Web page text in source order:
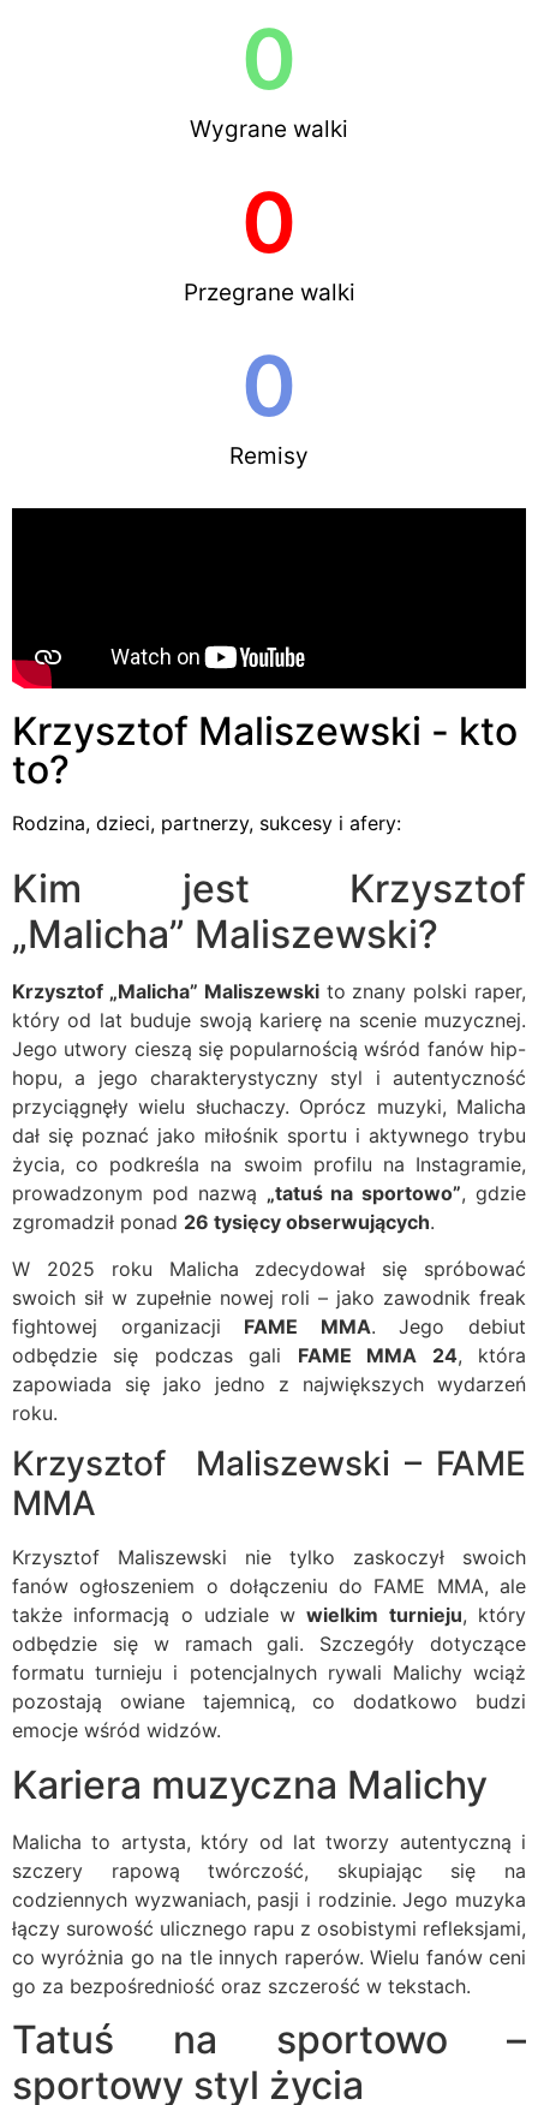
Wygrane walki
0
Przegrane walki
0
Remisy
0
Krzysztof Maliszewski - kto
to?
Rodzina, dzieci, partnerzy, sukcesy i afery:
Kim jest Krzysztof
„Malicha” Maliszewski?
Krzysztof „Malicha” Maliszewskito znany polski raper,
który od lat buduje swoją karierę na scenie muzycznej.
Jego utwory cieszą się popularnością wśród fanów hip-
hopu, a jego charakterystyczny styl i autentyczność
przyciągnęły wielu słuchaczy. Oprócz muzyki, Malicha
dał się poznać jako miłośnik sportu i aktywnego trybu
życia, co podkreśla na swoim profilu na Instagramie,
prowadzonym pod nazwą „tatuś na sportowo”, gdzie
zgromadził ponad 26 tysięcy obserwujących.
W 2025 roku Malicha zdecydował się spróbować
swoich sił w zupełnie nowej roli – jako zawodnik freak
fightowej organizacji FAME MMA. Jego debiut
odbędzie się podczas gali FAME MMA 24, która
zapowiada się jako jedno z największych wydarzeń
roku.
Krzysztof Maliszewski – FAME
MMA
Krzysztof Maliszewski nie tylko zaskoczył swoich
fanów ogłoszeniem o dołączeniu do FAME MMA, ale
także informacją o udziale wwielkim turnieju, który
odbędzie się w ramach gali. Szczegóły dotyczące
formatu turnieju i potencjalnych rywali Malichy wciąż
pozostają owiane tajemnicą, co dodatkowo budzi
emocje wśród widzów.
Kariera muzyczna Malichy
Malicha to artysta, który od lat tworzy autentyczną i
szczery rapową twórczość, skupiając się na
codziennych wyzwaniach, pasji i rodzinie. Jego muzyka
łączy surowość ulicznego rapu z osobistymi refleksjami,
co wyróżnia go na tle innych raperów. Wielu fanów ceni
go za bezpośredniość oraz szczerość w tekstach.
Tatuś na sportowo –
sportowy styl życia